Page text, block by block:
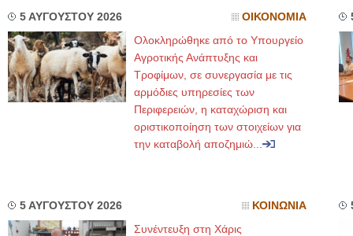
5 ΑΥΓΟΥΣΤΟΥ 2026 ΟΙΚΟΝΟΜΙΑ
Ολοκληρώθηκε από το Υπουργείο
Αγροτικής Ανάπτυξης και
Τροφίμων, σε συνεργασία με τις
αρμόδιες υπηρεσίες των
Περιφερειών, η καταχώριση και
οριστικοποίηση των στοιχείων για
την καταβολή αποζημιώ...
5 ΑΥΓΟΥΣΤΟΥ 2026 ΚΟΙΝΩΝΙΑ
Συνέντευξη στη Χάρις